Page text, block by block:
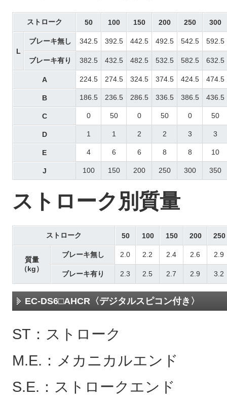
ストローク 50 100 150 200 250 300
L
ブレーキ無し 342.5 392.5 442.5 492.5 542.5 592.5
ブレーキ有り 382.5 432.5 482.5 532.5 582.5 632.5
A 224.5 274.5 324.5 374.5 424.5 474.5
B 186.5 236.5 286.5 336.5 386.5 436.5
C 0 50 0 50 0 50
D 1 1 2 2 3 3
E 4 6 6 8 8 10
J 100 150 200 250 300 350
ストローク別質量
ストローク 50 100 150 200 250
質量
（kg）
ブレーキ無し 2.0 2.2 2.4 2.6 2.9
ブレーキ有り 2.3 2.5 2.7 2.9 3.2
EC-DS6□AHCR〈デジタルスピコン付き〉
ST：ストローク
M.E.：メカニカルエンド
S.E.：ストロークエンド